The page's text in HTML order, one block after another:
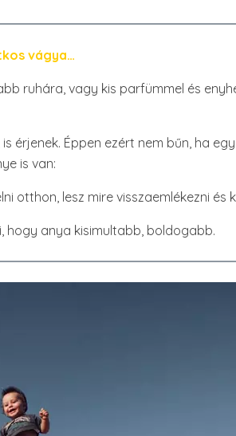
vágya…
ruhára, vagy kis parfümmel és
érjenek. Éppen ezért nem bűn, ha
is van:
otthon, lesz mire visszaemlékezni és
hogy anya kisimultabb, boldogabb.